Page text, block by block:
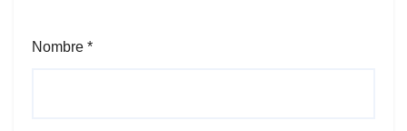
Nombre *